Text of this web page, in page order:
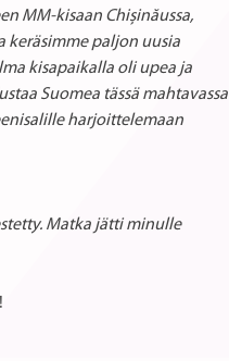
MM-kisaan Chișinăussa,
keräsimme paljon uusia
kisapaikalla oli upea ja
Suomea tässä mahtavassa
harjoittelemaan
Matka jätti minulle